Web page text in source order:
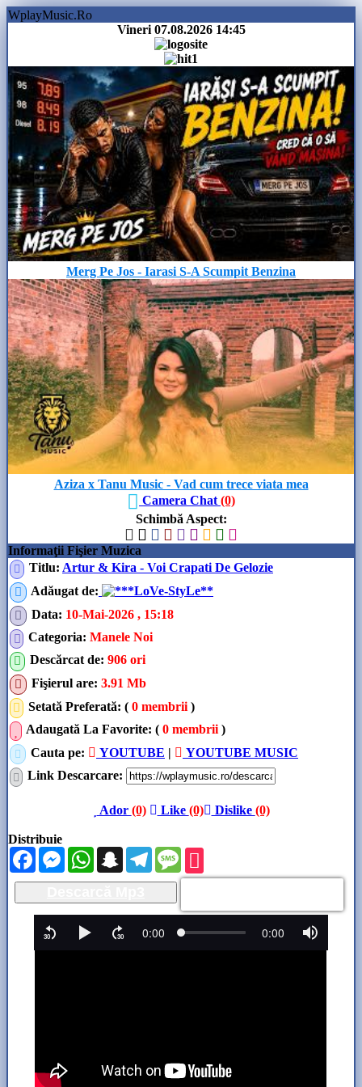
WplayMusic.Ro
Vineri 07.08.2026 14:45
Merg Pe Jos - Iarasi S-A Scumpit Benzina
Aziza x Tanu Music - Vad cum trece viata mea
Camera Chat (0)
Schimbă Aspect:
Informaţii Fişier Muzica
Titlu: Artur & Kira - Voi Crapati De Gelozie
Adăugat de:
**LoVe-StyLe**
Data: 10-Mai-2026 , 15:18
Categoria: Manele Noi
Descărcat de: 906 ori
Fişierul are: 3.91 Mb
Setată Preferată: ( 0 membrii )
Adaugată La Favorite: ( 0 membrii )
Cauta pe:
YOUTUBE |
YOUTUBE MUSIC
Link Descarcare:
Ador (0) Like (0) Dislike (0)
Distribuie
FacebookMessengerWhatsAppSnapchatTelegramMessage